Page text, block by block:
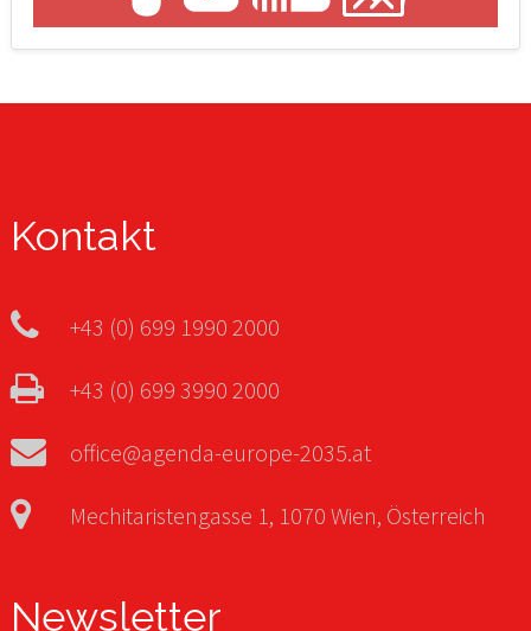
Kontakt
+43 (0) 699 1990 2000
+43 (0) 699 3990 2000
office@agenda-europe-2035.at
Mechitaristengasse 1, 1070 Wien, Österreich
Newsletter